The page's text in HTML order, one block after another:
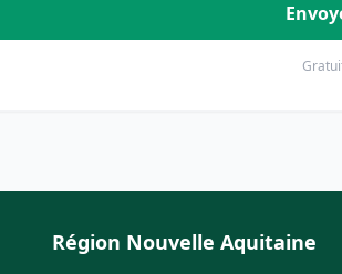
Région Nouvelle Aquitaine